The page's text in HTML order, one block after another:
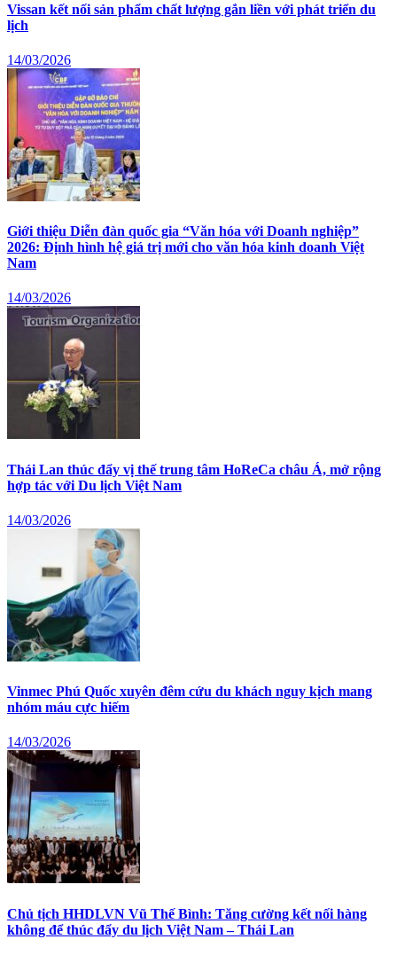
Vissan kết nối sản phẩm chất lượng gắn liền với phát triển du
lịch
14/03/2026
Giới thiệu Diễn đàn quốc gia “Văn hóa với Doanh nghiệp”
2026: Định hình hệ giá trị mới cho văn hóa kinh doanh Việt
Nam
14/03/2026
Thái Lan thúc đẩy vị thế trung tâm HoReCa châu Á, mở rộng
hợp tác với Du lịch Việt Nam
14/03/2026
Vinmec Phú Quốc xuyên đêm cứu du khách nguy kịch mang
nhóm máu cực hiếm
14/03/2026
Chủ tịch HHDLVN Vũ Thế Bình: Tăng cường kết nối hàng
không để thúc đẩy du lịch Việt Nam – Thái Lan